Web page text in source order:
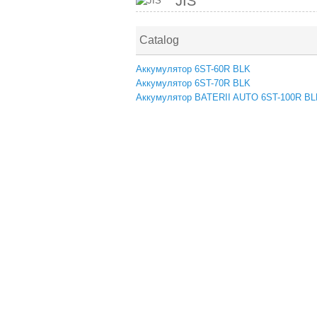
Catalog
Аккумулятор 6ST-60R BLK
Аккумулятор 6ST-70R BLK
Аккумулятор BATERII AUTO 6ST-100R